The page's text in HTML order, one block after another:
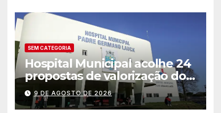
SEM CATEGORIA
Hospital Municipal acolhe 24
propostas de valorização dos
trabalhadores e institui mesa
permanente de negociação
9 DE AGOSTO DE 2026